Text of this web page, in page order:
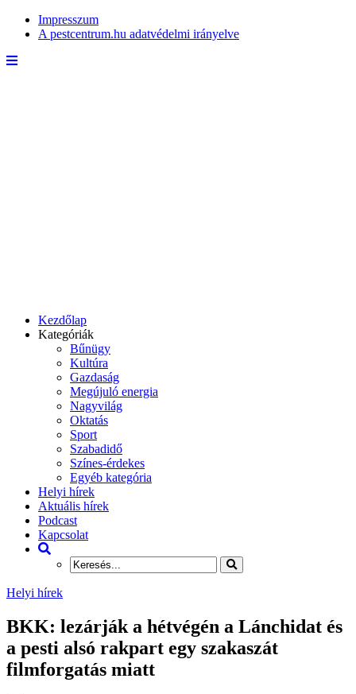
Impresszum
A pestcentrum.hu adatvédelmi irányelve
Kezdőlap
Kategóriák
Bűnügy
Kultúra
Gazdaság
Megújuló energia
Nagyvilág
Oktatás
Sport
Szabadidő
Színes-érdekes
Egyéb kategória
Helyi hírek
Aktuális hírek
Podcast
Kapcsolat
Helyi hírek
BKK: lezárják a hétvégén a Lánchidat és
a pesti alsó rakpart egy szakaszát
filmforgatás miatt